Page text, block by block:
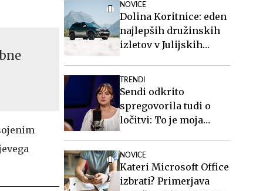
NOVICE
Dolina Koritnice: eden
najlepših družinskih
izletov v Julijskih
TRENDI
Sendi odkrito
spregovorila tudi o
ločitvi: To je moja
NOVICE
Kateri Microsoft Office
izbrati? Primerjava